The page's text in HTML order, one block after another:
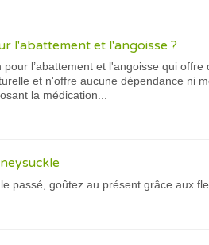
l'abattement et l'angoisse ?
l’abattement et l'angoisse qui
et n'offre aucune dépendance ni
la médication...
passé, goûtez au présent grâce aux